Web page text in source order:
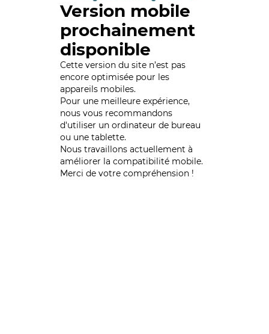
Version mobile
prochainement
disponible
Cette version du site n’est pas
encore optimisée pour les
appareils mobiles.
Pour une meilleure expérience,
nous vous recommandons
d'utiliser un ordinateur de bureau
ou une tablette.
Nous travaillons actuellement à
améliorer la compatibilité mobile.
Merci de votre compréhension !